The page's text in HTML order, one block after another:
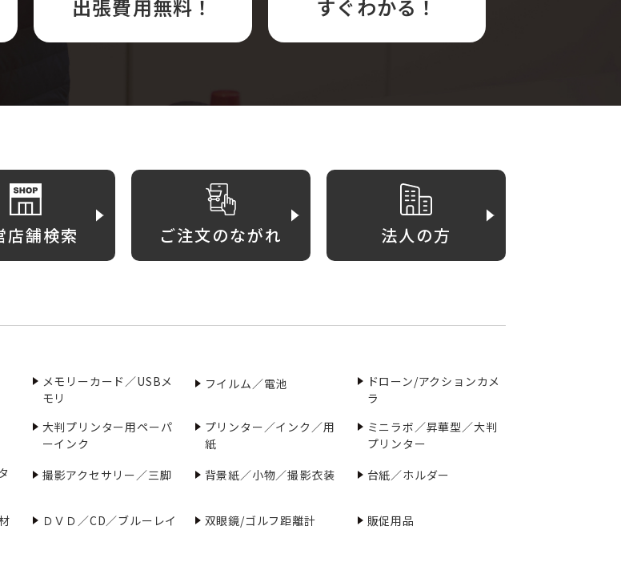
出張費用無料！ すぐわかる！
店舗検索 ご注文のながれ 法人の方
メモリーカード／USBメ
モリ
フイルム／電池
ドローン/アクションカメ
ラ
大判プリンター用ペーパ
ーインク
プリンター／インク／用
紙
ミニラボ／昇華型／大判
プリンター
撮影アクセサリー／三脚 背景紙／小物／撮影衣装 台紙／ホルダー
ＤＶＤ／CD／ブルーレイ 双眼鏡/ゴルフ距離計 販促用品